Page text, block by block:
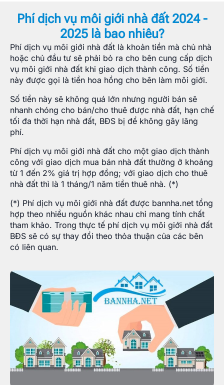
Phí dịch vụ môi giới nhà đất 2024 -
2025 là bao nhiêu?
Phí dịch vụ môi giới nhà đất là khoản tiền mà chủ nhà
hoặc chủ đầu tư sẽ phải bỏ ra cho bên cung cấp dịch
vụ môi giới nhà đất khi giao dịch thành công. Số tiền
này được gọi là tiền hoa hồng cho bên làm môi giới.
Số tiền này sẽ không quá lớn nhưng người bán sẽ
nhanh chóng cho bán/cho thuê được nhà đất, hạn chế
tối đa thời hạn nhà đất, BĐS bị để không gây lãng
phí.
Phí dịch vụ môi giới nhà đất cho một giao dịch thành
công với giao dịch mua bán nhà đất thường ở khoảng
từ 1 đến 2% giá trị hợp đồng; với giao dịch cho thuê
nhà đất thì là 1 tháng/1 năm tiền thuê nhà. (*)
(*) Phí dịch vụ môi giới nhà đất được bannha.net tổng
hợp theo nhiều nguồn khác nhau chỉ mang tính chất
tham khảo. Trong thực tế phí dịch vụ môi giới nhà đất
BĐS sẽ có sự thay đổi theo thỏa thuận của các bên
có liên quan.